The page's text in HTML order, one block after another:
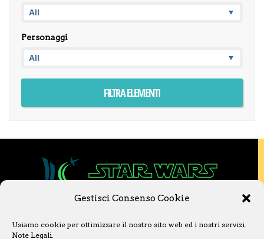
Gestisci Consenso Cookie
Usiamo cookie per ottimizzare il nostro sito web ed i nostri servizi.
Note Legali.
Personaggi
Questo sito non è collegato a Lucasfilm LTD o